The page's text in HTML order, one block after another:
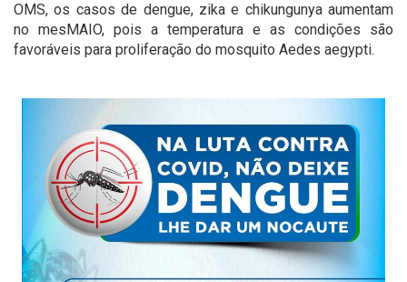
OMS, os casos de dengue, zika e chikungunya aumentam
no mesMAIO, pois a temperatura e as condições são
favoráveis para proliferação do mosquito Aedes aegypti.